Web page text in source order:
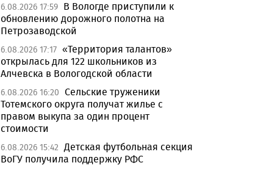
6.08.2026 17:59 В Вологде приступили к
обновлению дорожного полотна на
Петрозаводской
6.08.2026 17:17 «Территория талантов»
открылась для 122 школьников из
Алчевска в Вологодской области
6.08.2026 16:20 Сельские труженики
Тотемского округа получат жилье с
правом выкупа за один процент
стоимости
6.08.2026 15:42 Детская футбольная секция
ВоГУ получила поддержку РФС